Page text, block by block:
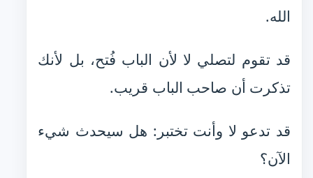
الله.
قد تقوم لتصلي لا لأن الباب فُتح، بل لأنك
تذكرت أن صاحب الباب قريب.
قد تدعو لا وأنت تختبر: هل سيحدث شيء
الآن؟